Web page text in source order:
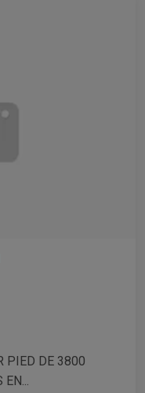
PIED DE 3800
EN...